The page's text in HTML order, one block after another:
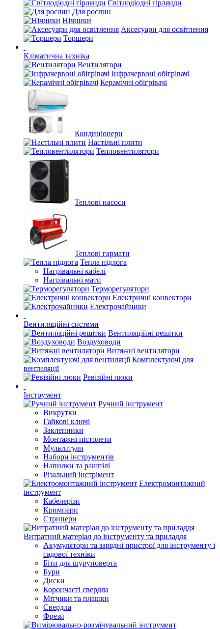
Світлодіодні гірлянди
Для рослин
Нічники
Аксесуари для освітлення
Торшери
Кліматична техніка
Вентилятори
Інфрачервоні обігрівачі
Керамічні обігрівачі
Кондиціонери
Настільні плити
Тепловентилятори
Теплові насоси
Теплові гармати
Тепла підлога
Нагрівальні кабелі
Нагрівальні мати
Терморегулятори
Електричні конвектори
Електрочайники
Вентиляційні системи
Вентиляційні решітки
Воздуховоди
Витяжні вентилятори
Комплектуючі для
вентиляції
Ревізійні люки
Інструмент
Ручний інструмент
Викрутки
Гайкові ключі
Заклепники
Монтажні пістолети
Мультитули
Набори інструментів
Напилки та рашпілі
Різальний інстрімент
Електромонтажний
інструмент
Кабелерізи
Кримпери
Стрипери
Витратний матеріал до інструменту та приладдя
Акумулятори та зарядні пристрої для інструменту і
садової техніки
Біти для шуруповерта
Бури
Диски
Корончасті свердла
Мітчики та плашки
Свердла
Фрези